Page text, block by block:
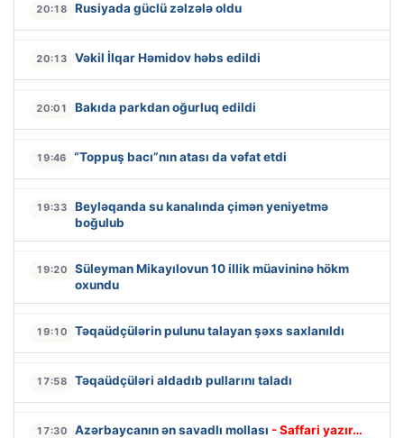
20:18 Rusiyada güclü zəlzələ oldu
20:13 Vəkil İlqar Həmidov həbs edildi
20:01 Bakıda parkdan oğurluq edildi
19:46 “Toppuş bacı”nın atası da vəfat etdi
19:33
Beyləqanda su kanalında çimən yeniyetmə
boğulub
19:20
Süleyman Mikayılovun 10 illik müavininə hökm
oxundu
19:10 Təqaüdçülərin pulunu talayan şəxs saxlanıldı
17:58 Təqaüdçüləri aldadıb pullarını taladı
17:30 Azərbaycanın ən savadlı mollası - Saffari yazır…